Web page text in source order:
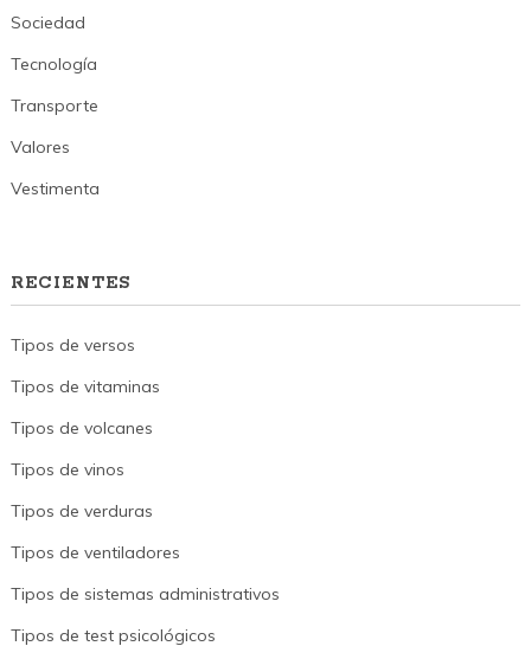
Sociedad
Tecnología
Transporte
Valores
Vestimenta
RECIENTES
Tipos de versos
Tipos de vitaminas
Tipos de volcanes
Tipos de vinos
Tipos de verduras
Tipos de ventiladores
Tipos de sistemas administrativos
Tipos de test psicológicos